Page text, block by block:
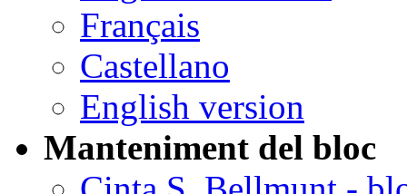
Français
Castellano
English version
Manteniment del bloc